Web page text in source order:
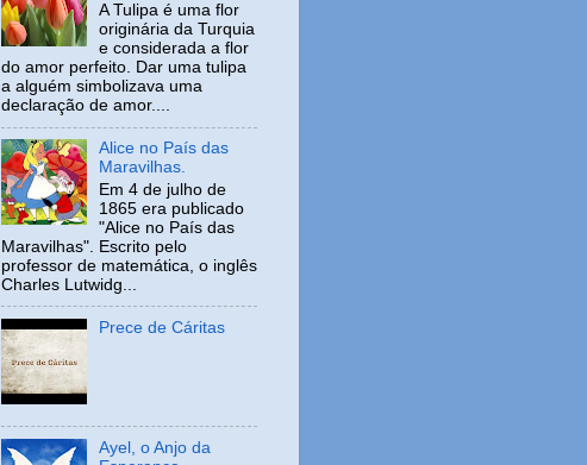
A Tulipa é uma flor
originária da Turquia
e considerada a flor
do amor perfeito. Dar uma tulipa
a alguém simbolizava uma
declaração de amor....
Alice no País das
Maravilhas.
Em 4 de julho de
1865 era publicado
"Alice no País das
Maravilhas". Escrito pelo
professor de matemática, o inglês
Charles Lutwidg...
Prece de Cáritas
Ayel, o Anjo da